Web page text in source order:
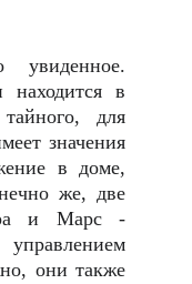
увиденное.
в
для
значения
в доме,
же, две
и Марс -
они также